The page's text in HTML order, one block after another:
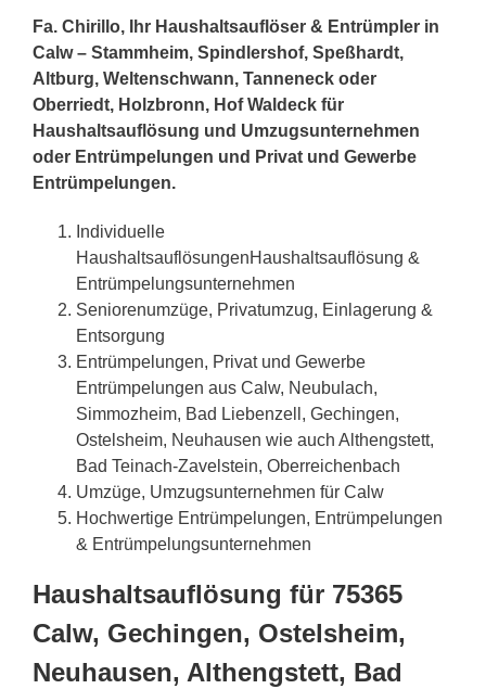
Fa. Chirillo, Ihr Haushaltsauflöser & Entrümpler in
Calw – Stammheim, Spindlershof, Speßhardt,
Altburg, Weltenschwann, Tanneneck oder
Oberriedt, Holzbronn, Hof Waldeck für
Haushaltsauflösung und Umzugsunternehmen
oder Entrümpelungen und Privat und Gewerbe
Entrümpelungen.
Individuelle
HaushaltsauflösungenHaushaltsauflösung &
Entrümpelungsunternehmen
Seniorenumzüge, Privatumzug, Einlagerung &
Entsorgung
Entrümpelungen, Privat und Gewerbe
Entrümpelungen aus Calw, Neubulach,
Simmozheim, Bad Liebenzell, Gechingen,
Ostelsheim, Neuhausen wie auch Althengstett,
Bad Teinach-Zavelstein, Oberreichenbach
Umzüge, Umzugsunternehmen für Calw
Hochwertige Entrümpelungen, Entrümpelungen
& Entrümpelungsunternehmen
Haushaltsauflösung für 75365
Calw, Gechingen, Ostelsheim,
Neuhausen, Althengstett, Bad